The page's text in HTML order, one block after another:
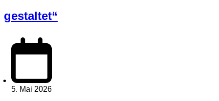
gestaltet“
5. Mai 2026